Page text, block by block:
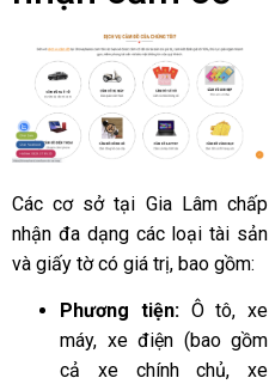
Các cơ sở tại Gia Lâm chấp
nhận đa dạng các loại tài sản
và giấy tờ có giá trị, bao gồm:
Phương tiện:Ô tô, xe
máy, xe điện (bao gồm
cả xe chính chủ, xe